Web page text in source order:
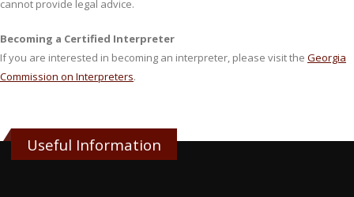
cannot provide legal advice.
Becoming a Certified Interpreter
If you are interested in becoming an interpreter, please visit the Georgia
Commission on Interpreters.
Useful Information